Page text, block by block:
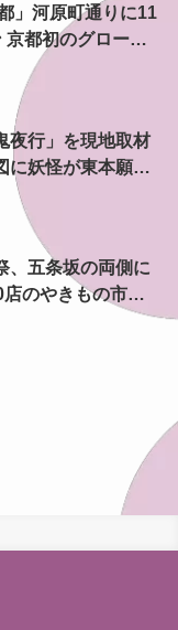
」河原町通りに11
京都初のグローバ
最大店をリニュー
夜行」を現地取材
に妖怪が東本願寺
、五条坂の両側に
のやきもの市を